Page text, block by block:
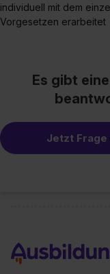
individuell mit dem
Vorgesetzen erarbeitet
Es gibt
Jetzt Frage